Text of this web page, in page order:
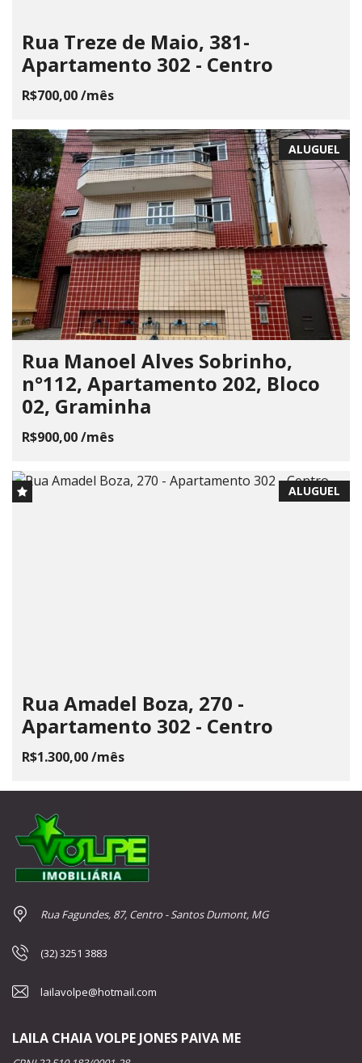
Rua Treze de Maio, 381-
Apartamento 302 - Centro
R$700,00 /mês
ALUGUEL
Rua Manoel Alves Sobrinho,
n°112, Apartamento 202, Bloco
02, Graminha
R$900,00 /mês
ALUGUEL
Rua Amadel Boza, 270 -
Apartamento 302 - Centro
R$1.300,00 /mês
Rua Fagundes, 87, Centro - Santos Dumont, MG
(32) 3251 3883
lailavolpe@hotmail.com
LAILA CHAIA VOLPE JONES PAIVA ME